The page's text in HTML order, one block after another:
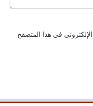
في هذا المتصفح